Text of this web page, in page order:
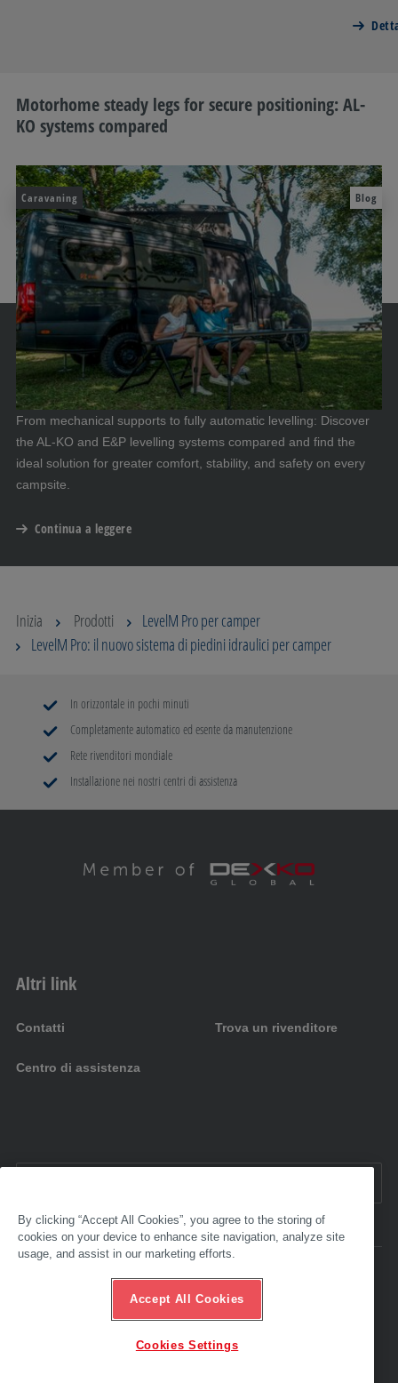
Motorhome steady legs for secure positioning: AL-
KO systems compared
Caravaning Blog
From mechanical supports to fully automatic levelling: Discover
the AL-KO and E&P levelling systems compared and find the
ideal solution for greater comfort, stability, and safety on every
campsite.
Continua a leggere
Inizia Prodotti
LevelM Pro per camper
LevelM Pro: il nuovo sistema di piedini idraulici per camper
In orizzontale in pochi minuti
Completamente automatico ed esente da manutenzione
Rete rivenditori mondiale
Installazione nei nostri centri di assistenza
Altri link
Contatti Trova un rivenditore
Centro di assistenza
Accessibilità
Note legali
Protezione dei dati
Linea diretta di etica
By clicking “Accept All Cookies”, you agree to the storing of
cookies on your device to enhance site navigation, analyze site
usage, and assist in our marketing efforts.
Accept All Cookies
Cookies Settings